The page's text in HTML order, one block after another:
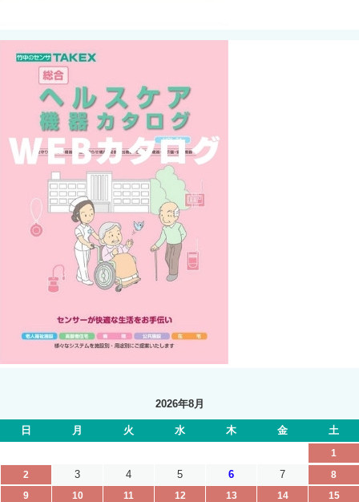
2026年8月
日 月 火 水 木 金 土
1
2
3 4 5 6 7
8
9
10 11 12 13 14
15